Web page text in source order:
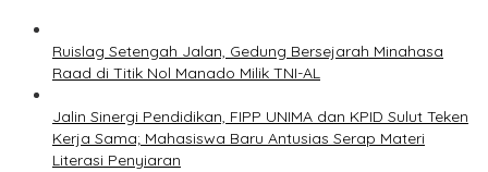
Ruislag Setengah Jalan, Gedung Bersejarah Minahasa
Raad di Titik Nol Manado Milik TNI-AL
Jalin Sinergi Pendidikan, FIPP UNIMA dan KPID Sulut Teken
Kerja Sama; Mahasiswa Baru Antusias Serap Materi
Literasi Penyiaran